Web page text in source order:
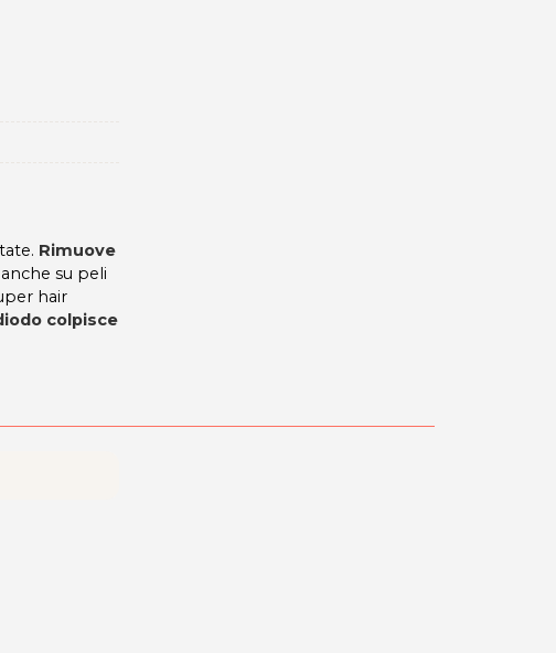
Rimuove
anche su peli
hair
colpisce